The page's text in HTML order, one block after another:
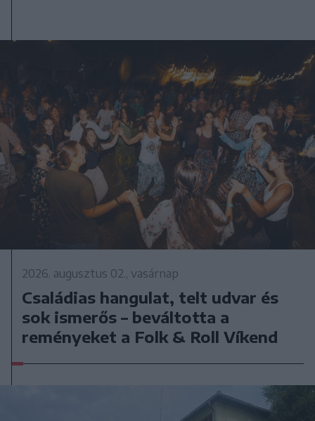
2026. augusztus 02., vasárnap
Családias hangulat, telt udvar és
sok ismerős – beváltotta a
reményeket a Folk & Roll Víkend